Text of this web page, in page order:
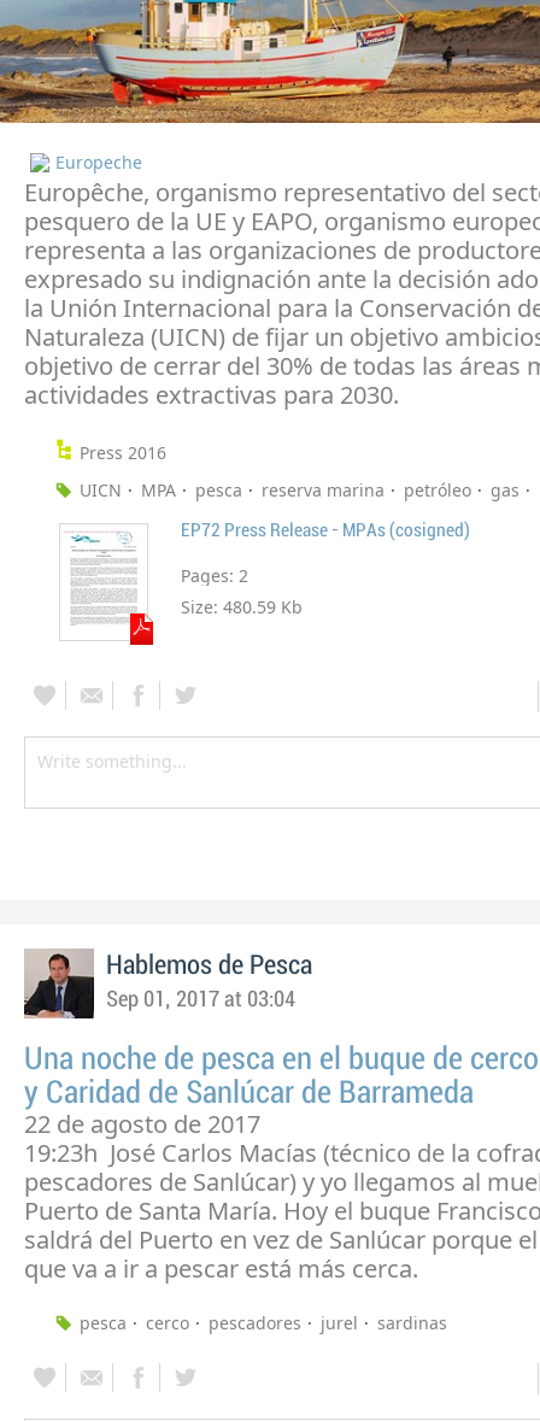
Europeche
Europêche, organismo representativo del
pesquero de la UE y EAPO, organismo
representa a las organizaciones de
expresado su indignación ante la decisión
la Unión Internacional para la Conservación
Naturaleza (UICN) de fijar un objetivo
objetivo de cerrar del 30% de todas las áreas
actividades extractivas para 2030.
Press 2016
UICN
MPA pesca reserva marina petróleo gas
EP72 Press Release - MPAs (cosigned)
Pages: 2
Size: 480.59 Kb
Hablemos de Pesca
Sep 01, 2017 at 03:04
Una noche de pesca en el buque de
y Caridad de Sanlúcar de Barrameda
22 de agosto de 2017
19:23h José Carlos Macías (técnico de la
pescadores de Sanlúcar) y yo llegamos al
Puerto de Santa María. Hoy el buque
saldrá del Puerto en vez de Sanlúcar porque
que va a ir a pescar está más cerca.
pesca cerco pescadores jurel sardinas